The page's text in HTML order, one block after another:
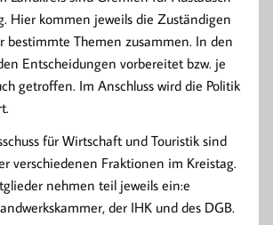
Hier kommen jeweils die Zuständigen
bestimmte Themen zusammen. In den
Entscheidungen vorbereitet bzw. je
getroffen. Im Anschluss wird die Politik
für Wirtschaft und Touristik sind
verschiedenen Fraktionen im Kreistag.
nehmen teil jeweils ein:e
der IHK und des DGB.